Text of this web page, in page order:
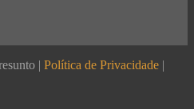
| Política de Privacidade |